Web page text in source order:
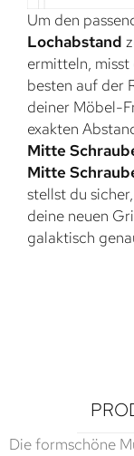
Um den
Lochabstand
ermitteln, misst
besten auf der
deiner Möbel-
exakten
Mitte
Mitte
stellst du
deine neuen
galaktisch
Die formschöne